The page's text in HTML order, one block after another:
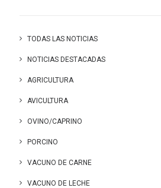
TODAS LAS NOTICIAS
NOTICIAS DESTACADAS
AGRICULTURA
AVICULTURA
OVINO/CAPRINO
PORCINO
VACUNO DE CARNE
VACUNO DE LECHE